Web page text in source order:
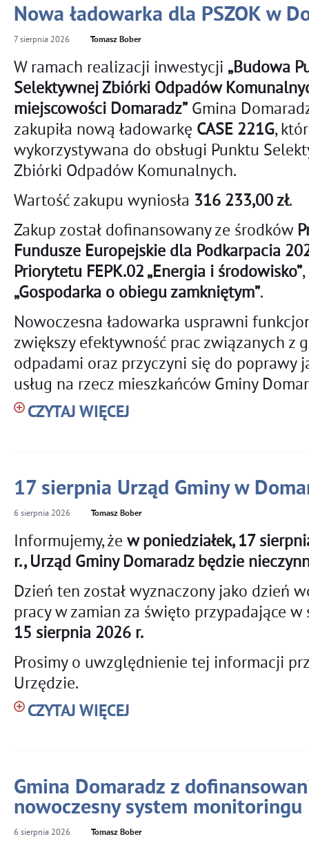
Nowa ładowarka dla PSZOK w
7 sierpnia 2026 Tomasz Bober
W ramach realizacji inwestycji „Budowa
Selektywnej Zbiórki Odpadów
miejscowości Domaradz”Gmina
zakupiła nową ładowarkę CASE 221G,
wykorzystywana do obsługi Punktu
Zbiórki Odpadów Komunalnych.
Wartość zakupu wyniosła 316 233,00 zł.
Zakup został dofinansowany ze środków
Fundusze Europejskie dla Podkarpacia
Priorytetu FEPK.02 „Energia i środowisko”,
„Gospodarka o obiegu zamkniętym”.
Nowoczesna ładowarka usprawni
zwiększy efektywność prac związanych z
odpadami oraz przyczyni się do poprawy
usług na rzecz mieszkańców Gminy
CZYTAJ WIĘCEJ
17 sierpnia Urząd Gminy w
6 sierpnia 2026 Tomasz Bober
Informujemy, że w poniedziałek, 17
r., Urząd Gminy Domaradz będzie
Dzień ten został wyznaczony jako dzień
pracy w zamian za święto przypadające w
15 sierpnia 2026 r.
Prosimy o uwzględnienie tej informacji
Urzędzie.
CZYTAJ WIĘCEJ
Gmina Domaradz z
nowoczesny system monitoringu
6 sierpnia 2026 Tomasz Bober